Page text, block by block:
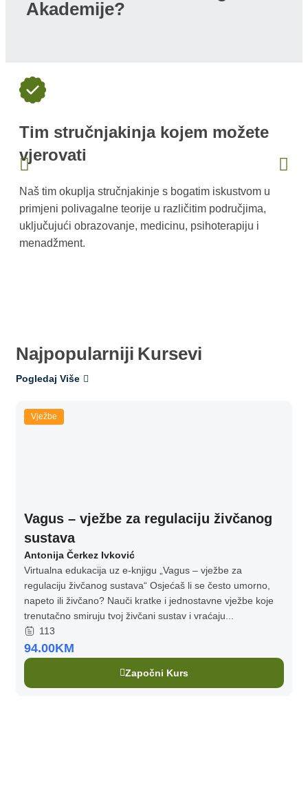
Akademije?
Tim stručnjakinja kojem možete
vjerovati
Naš tim okuplja stručnjakinje s bogatim iskustvom u
primjeni polivagalne teorije u različitim područjima,
uključujući obrazovanje, medicinu, psihoterapiju i
menadžment.
Kursevi
Najpopularniji
Pogledaj Više
Vježbe
Vagus – vježbe za regulaciju živčanog
sustava
Antonija Čerkez Ivković
Virtualna edukacija uz e-knjigu „Vagus – vježbe za
regulaciju živčanog sustava“ Osjećaš li se često umorno,
napeto ili živčano? Nauči kratke i jednostavne vježbe koje
trenutačno smiruju tvoj živčani sustav i vraćaju...
113
94.00KM
Započni Kurs